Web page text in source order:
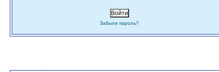
Забыли пароль?